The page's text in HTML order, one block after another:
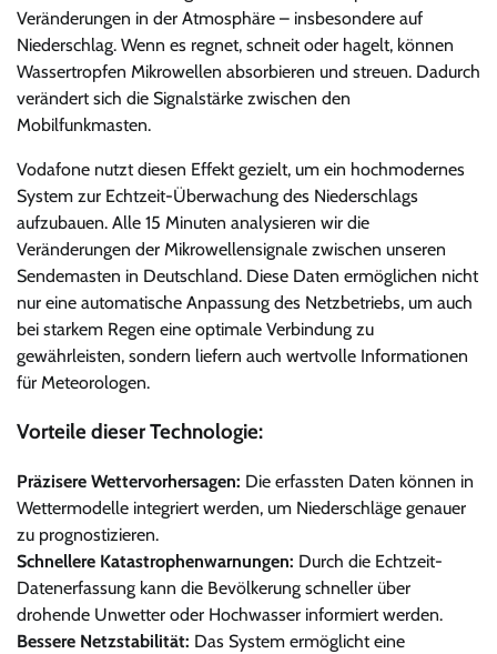
Veränderungen in der Atmosphäre – insbesondere auf
Niederschlag. Wenn es regnet, schneit oder hagelt, können
Wassertropfen Mikrowellen absorbieren und streuen. Dadurch
verändert sich die Signalstärke zwischen den
Mobilfunkmasten.
Vodafone nutzt diesen Effekt gezielt, um ein hochmodernes
System zur Echtzeit-Überwachung des Niederschlags
aufzubauen. Alle 15 Minuten analysieren wir die
Veränderungen der Mikrowellensignale zwischen unseren
Sendemasten in Deutschland. Diese Daten ermöglichen nicht
nur eine automatische Anpassung des Netzbetriebs, um auch
bei starkem Regen eine optimale Verbindung zu
gewährleisten, sondern liefern auch wertvolle Informationen
für Meteorologen.
Vorteile dieser Technologie:
Präzisere Wettervorhersagen: Die erfassten Daten können in
Wettermodelle integriert werden, um Niederschläge genauer
zu prognostizieren.
Schnellere Katastrophenwarnungen: Durch die Echtzeit-
Datenerfassung kann die Bevölkerung schneller über
drohende Unwetter oder Hochwasser informiert werden.
Bessere Netzstabilität: Das System ermöglicht eine